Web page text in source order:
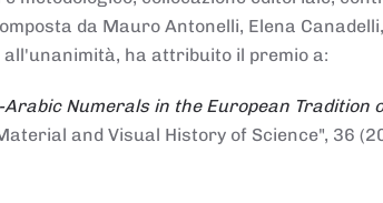
da Mauro Antonelli, Elena
all'unanimità, ha attribuito il premio a:
Arabic Numerals in the European Tradition
and Visual History of Science", 36